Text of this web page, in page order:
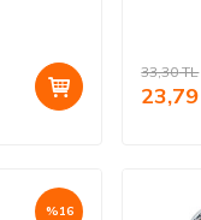
33,30TL
23,79
%16